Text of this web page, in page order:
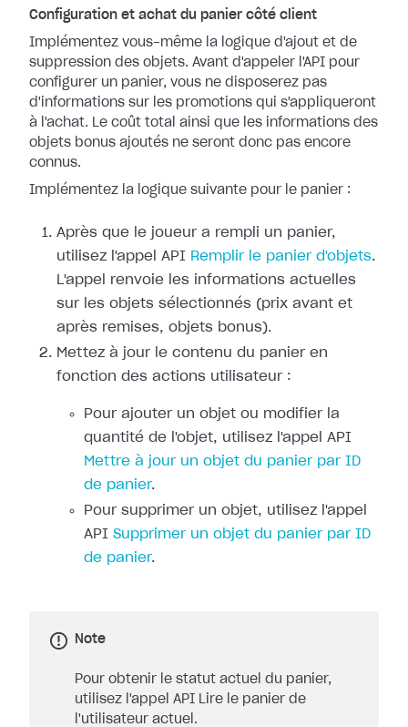
Configuration et achat du panier côté client
Implémentez vous-même la logique d'ajout et de
suppression des objets. Avant d'appeler l'API pour
configurer un panier, vous ne disposerez pas
d'informations sur les promotions qui s'appliqueront
à l'achat. Le coût total ainsi que les informations des
objets bonus ajoutés ne seront donc pas encore
connus.
Implémentez la logique suivante pour le panier :
Après que le joueur a rempli un panier,
utilisez l'appel API Remplir le panier d'objets.
L'appel renvoie les informations actuelles
sur les objets sélectionnés (prix avant et
après remises, objets bonus).
Mettez à jour le contenu du panier en
fonction des actions utilisateur :
Pour ajouter un objet ou modifier la
quantité de l'objet, utilisez l'appel API
Mettre à jour un objet du panier par ID
de panier.
Pour supprimer un objet, utilisez l'appel
API Supprimer un objet du panier par ID
de panier.
Note
Pour obtenir le statut actuel du panier,
utilisez l'appel API Lire le panier de
l'utilisateur actuel.